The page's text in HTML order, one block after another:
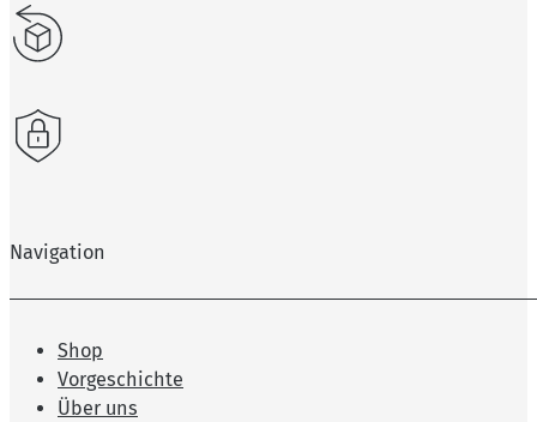
Navigation
Shop
Vorgeschichte
Über uns